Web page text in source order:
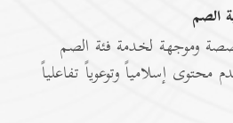
الصم
وموجهة لخدمة فئة الصم
إسلامياً وتوعوياً تفاعلياً